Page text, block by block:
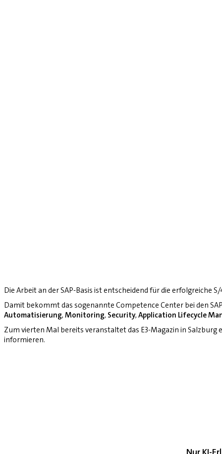
Die Arbeit an der SAP-Basis ist entscheidend für die erfolgreiche
Damit bekommt das sogenannte Competence Center bei den
Automatisierung, Monitoring, Security, Application Lifecycle
Zum vierten Mal bereits veranstaltet das E3-Magazin in
informieren.